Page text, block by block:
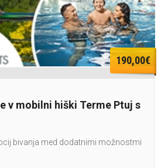
190,00€
v mobilni hiški Terme Ptuj s
bivanja med dodatnimi možnostmi